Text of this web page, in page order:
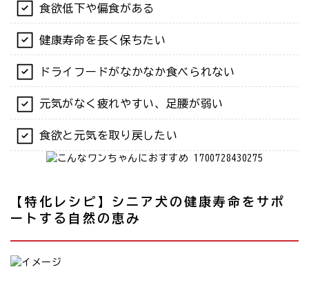
食欲低下や偏食がある
健康寿命を長く保ちたい
ドライフードがなかなか食べられない
元気がなく疲れやすい、足腰が弱い
食欲と元気を取り戻したい
【特化レシピ】シニア犬の健康寿命をサポ
ートする自然の恵み